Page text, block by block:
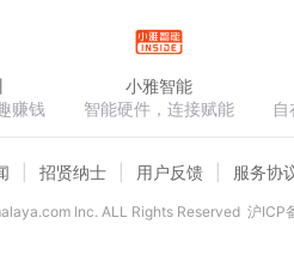
赚钱
小雅智能
智能硬件，连接赋能
招贤纳士 用户反馈 服务协
lnc. ALL Rights Reserved 沪ICP